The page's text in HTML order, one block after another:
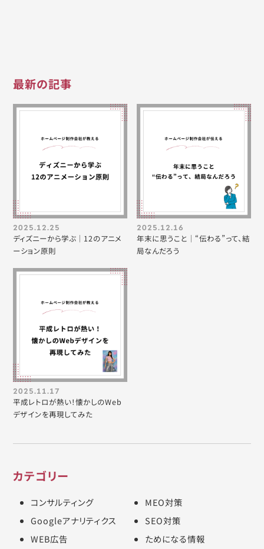
最新の記事
2025.12.25
ディズニーから学ぶ｜12のアニメ
ーション原則
2025.12.16
年末に思うこと｜“伝わる”って、結
局なんだろう
2025.11.17
平成レトロが熱い！懐かしのWeb
デザインを再現してみた
カテゴリー
コンサルティング
MEO対策
Googleアナリティクス
SEO対策
WEB広告
ためになる情報